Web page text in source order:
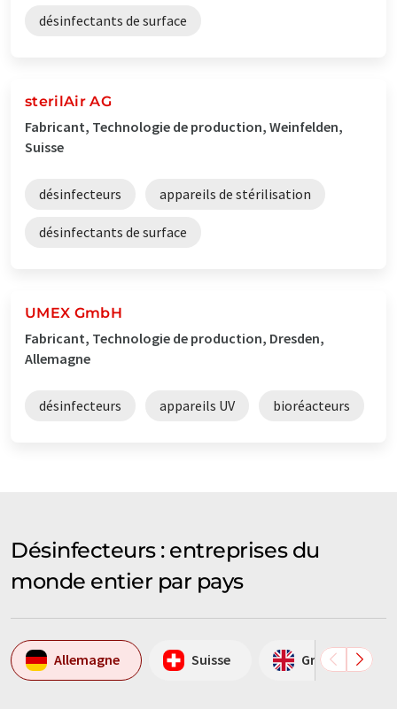
désinfectants de surface
sterilAir AG
Fabricant, Technologie de production, Weinfelden,
Suisse
désinfecteurs appareils de stérilisation
désinfectants de surface
UMEX GmbH
Fabricant, Technologie de production, Dresden,
Allemagne
désinfecteurs appareils UV bioréacteurs
Désinfecteurs : entreprises du
monde entier par pays
Allemagne Suisse Grande-